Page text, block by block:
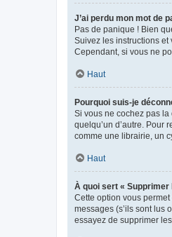
J’ai perdu mon mot de
Pas de panique ! Bien
Suivez les instructions
Cependant, si vous ne
Haut
Pourquoi suis-je
Si vous ne cochez pas
quelqu’un d’autre. Pour
comme une librairie, un
Haut
À quoi sert « Supprimer
Cette option vous
messages (s’ils sont lus
essayez de supprimer